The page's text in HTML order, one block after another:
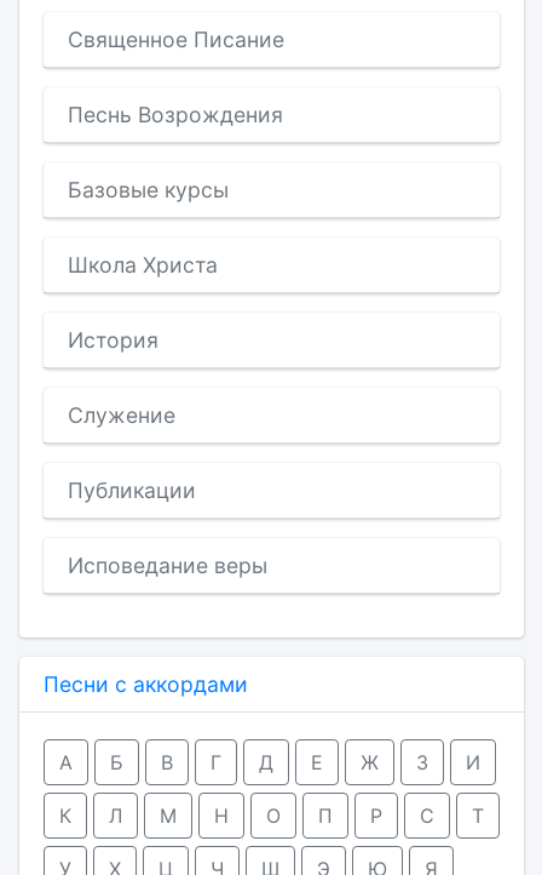
Священное Писание
Песнь Возрождения
Базовые курсы
Школа Христа
История
Служение
Публикации
Исповедание веры
Песни с аккордами
А Б В Г Д Е Ж З И
К Л М Н О П Р С Т
У Х Ц Ч Ш Э Ю Я